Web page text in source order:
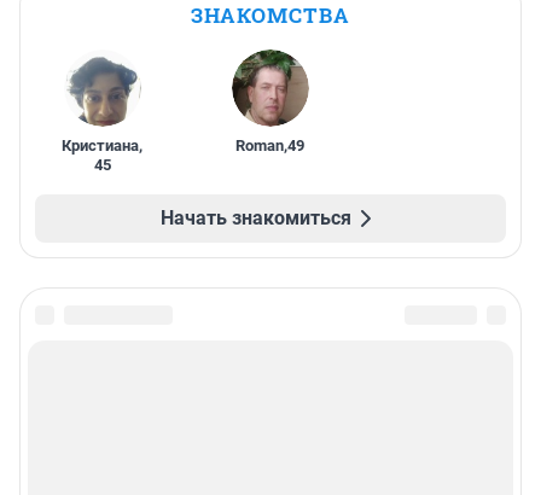
ЗНАКОМСТВА
Кристиана,
45
Roman,49
Начать знакомиться